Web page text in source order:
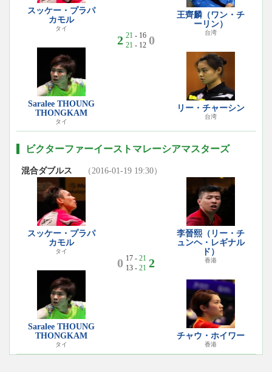
スッケー・プラパ
カモル
タイ
Saralee THOUNG
THONGKAM
タイ
2 21 - 16
21 - 12 0
王齊麟（ワン・チ
ーリン）
台湾
リー・チャーシン
台湾
ビクターファーイーストマレーシアマスターズ
混合ダブルス （2016-01-19 19:30）
スッケー・プラパ
カモル
タイ
Saralee THOUNG
THONGKAM
タイ
0 17 - 21
13 - 21 2
李晉熙（リー・チ
ュンヘ・レギナル
ド）
香港
チャウ・ホイワー
香港